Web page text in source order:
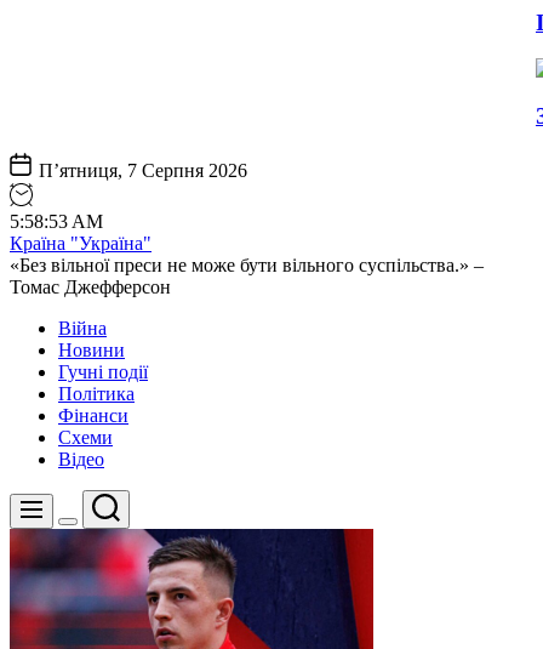
Іран готує
П’ятниця, 7 Серпня 2026
5:58:54 AM
Країна "Україна"
«Без вільної преси не може бути вільного суспільства.» –
Томас Джефферсон
Війна
Новини
Гучні події
Політика
Фінанси
Схеми
Відео
Меню
Перемикач
кольорового
режиму
Пошук